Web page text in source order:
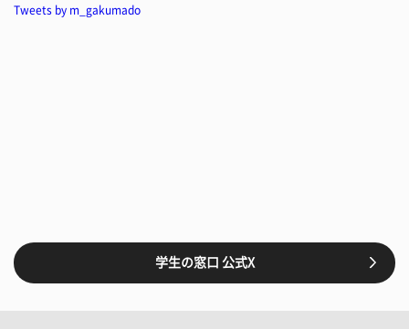
Tweets by m_gakumado
学生の窓口 公式X